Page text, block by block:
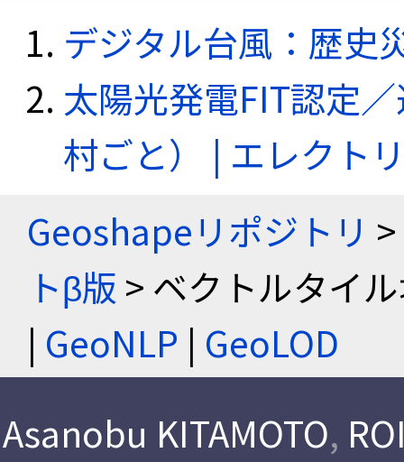
デジタル台風：歴史
太陽光発電FIT認定
村ごと） | エレクト
Geoshapeリポジトリ >
トβ版 > ベクトルタイ
| GeoNLP | GeoLOD
Asanobu KITAMOTO,